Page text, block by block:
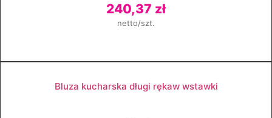
240,37 zł
netto/szt.
Bluza kucharska długi rękaw wstawki